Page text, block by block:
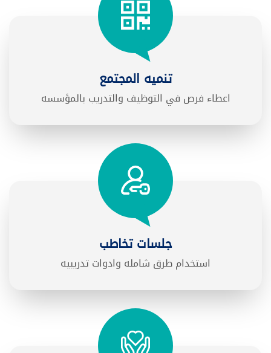
تنميه المجتمع
اعطاء فرص في التوظيف والتدريب بالمؤسسه
جلسات تخاطب
استخدام طرق شامله وادوات تدريبيه